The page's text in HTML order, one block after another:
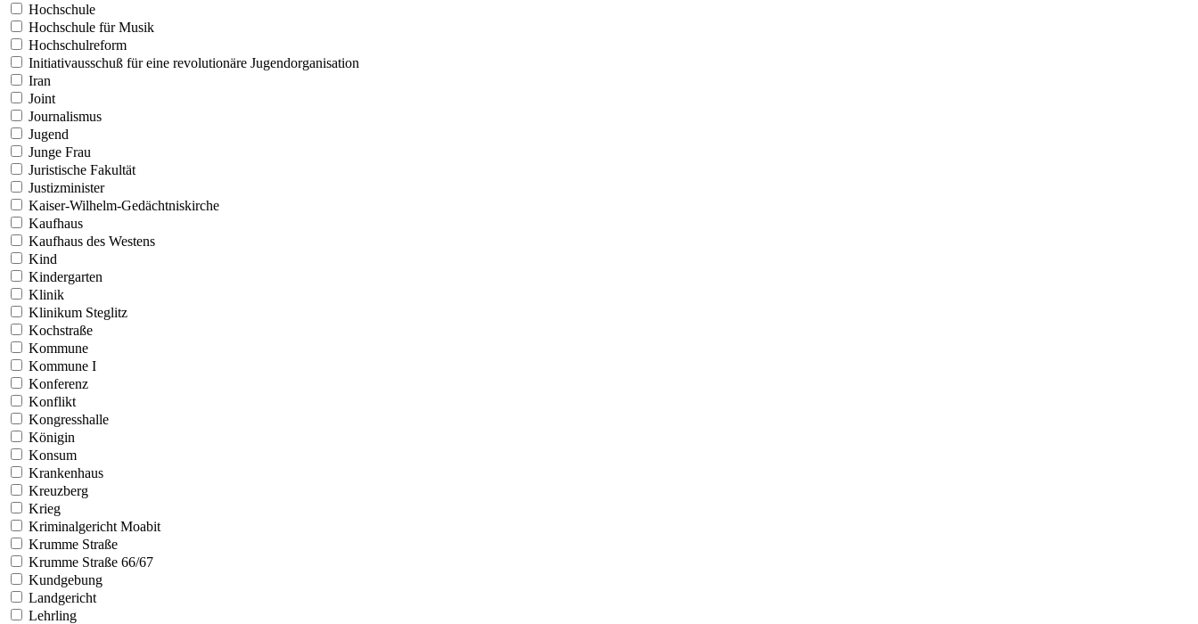
Hochschule
Hochschule für Musik
Hochschulreform
Initiativausschuß für eine revolutionäre Jugendorganisation
Iran
Joint
Journalismus
Jugend
Junge Frau
Juristische Fakultät
Justizminister
Kaiser-Wilhelm-Gedächtniskirche
Kaufhaus
Kaufhaus des Westens
Kind
Kindergarten
Klinik
Klinikum Steglitz
Kochstraße
Kommune
Kommune I
Konferenz
Konflikt
Kongresshalle
Königin
Konsum
Krankenhaus
Kreuzberg
Krieg
Kriminalgericht Moabit
Krumme Straße
Krumme Straße 66/67
Kundgebung
Landgericht
Lehrling